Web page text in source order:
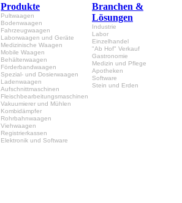
Produkte
Pultwaagen
Bodenwaagen
Fahrzeugwaagen
Laborwaagen und Geräte
Medizinische Waagen
Mobile Waagen
Behälterwaagen
Förderbandwaagen
Spezial- und Dosierwaagen
Ladenwaagen
Aufschnittmaschinen
Fleischbearbeitungsmaschinen
Vakuumierer und Mühlen
Kombidämpfer
Rohrbahnwaagen
Viehwaagen
Registrierkassen
Elektronik und Software
Branchen &
Lösungen
Industrie
Labor
Einzelhandel
"Ab Hof" Verkauf
Gastronomie
Medizin und Pflege
Apotheken
Software
Stein und Erden